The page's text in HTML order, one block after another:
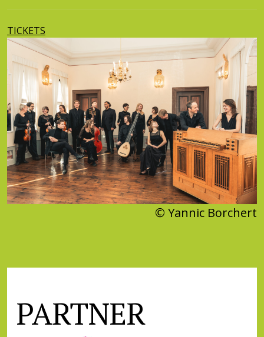
TICKETS
© Yannic Borchert
PARTNER